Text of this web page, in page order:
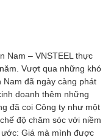
Nam – VNSTEEL thực
Vượt qua những khó
đã ngày càng phát
doanh thêm những
đã coi Công ty như một
độ chăm sóc với niềm
Giá mà mình được